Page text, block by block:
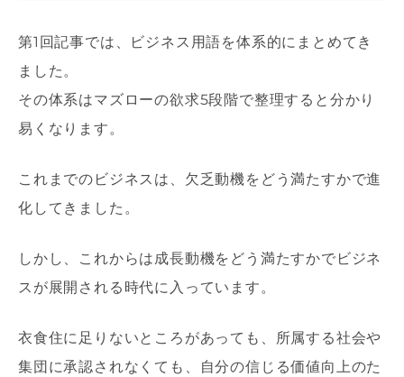
第1回記事では、ビジネス用語を体系的にまとめてき
ました。
その体系はマズローの欲求5段階で整理すると分かり
易くなります。
これまでのビジネスは、欠乏動機をどう満たすかで進
化してきました。
しかし、これからは成長動機をどう満たすかでビジネ
スが展開される時代に入っています。
衣食住に足りないところがあっても、所属する社会や
集団に承認されなくても、自分の信じる価値向上のた